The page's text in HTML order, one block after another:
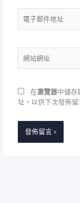
址
站
在瀏覽器中儲存
址，以供下次發佈留